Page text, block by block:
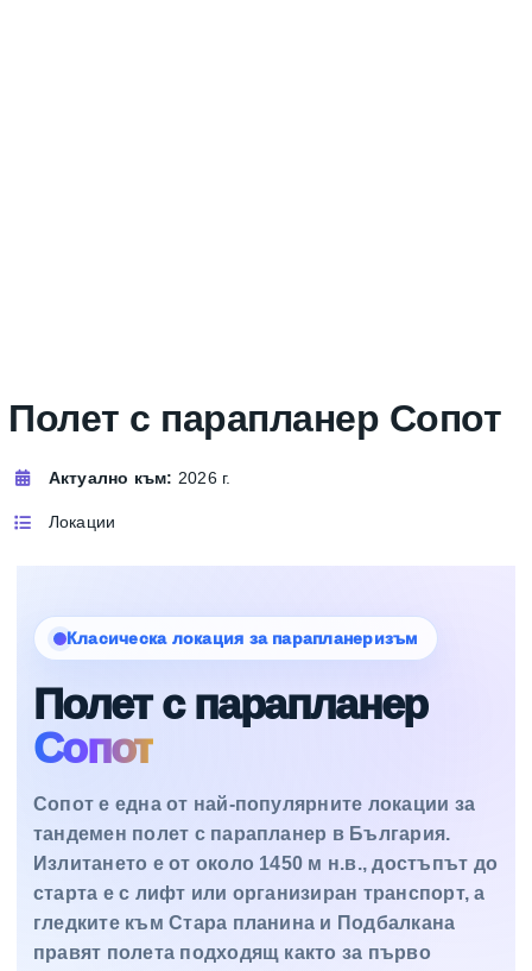
Полет с парапланер Сопот
Актуално към: 2026 г.
Локации
Класическа локация за парапланеризъм
Полет с парапланер
Сопот
Сопот е една от най-популярните локации за
тандемен полет с парапланер в България.
Излитането е от около 1450 м н.в., достъпът до
старта е с лифт или организиран транспорт, а
гледките към Стара планина и Подбалкана
правят полета подходящ както за първо